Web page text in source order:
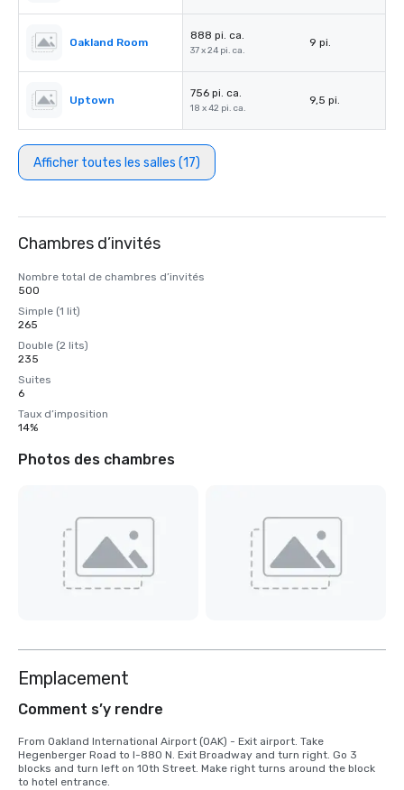
Oakland Room
888 pi. ca.
37 x 24 pi. ca.
9 pi.
Uptown
756 pi. ca.
18 x 42 pi. ca.
9,5 pi.
Afficher toutes les salles (17)
Chambres d’invités
Nombre total de chambres d’invités
500
Simple (1 lit)
265
Double (2 lits)
235
Suites
6
Taux d’imposition
14%
Photos des chambres
Emplacement
Comment s’y rendre
From Oakland International Airport (OAK) - Exit airport. Take
Hegenberger Road to I-880 N. Exit Broadway and turn right. Go 3
blocks and turn left on 10th Street. Make right turns around the block
to hotel entrance.